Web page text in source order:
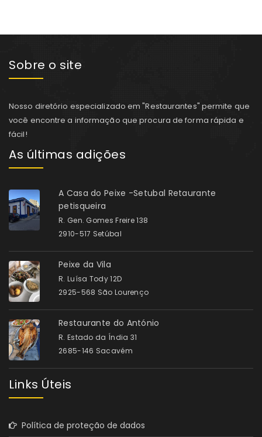
Sobre o site
Nosso diretório especializado em "Restaurantes" permite que
você encontre a informação que procura de forma rápida e
fácil!
As últimas adições
A Casa do Peixe -Setubal Retaurante
petisqueira
R. Gen. Gomes Freire 138
2910-517 Setúbal
Peixe da Vila
R. Luísa Tody 12D
2925-568 São Lourenço
Restaurante do António
R. Estado da Índia 31
2685-146 Sacavém
Links Úteis
Política de proteção de dados